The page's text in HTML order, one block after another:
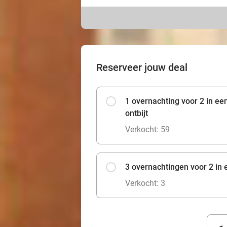
Reserveer jouw deal
1 overnachting voor 2 in
ontbijt
Verkocht: 59
3 overnachtingen voor 2 in
Verkocht: 3